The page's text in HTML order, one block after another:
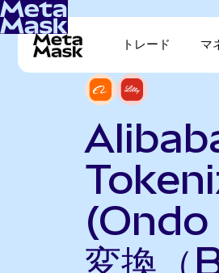
トレード マ
(Ondo
変換（